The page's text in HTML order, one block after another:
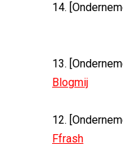
14.
13.
Blogmij
12.
Ffrash